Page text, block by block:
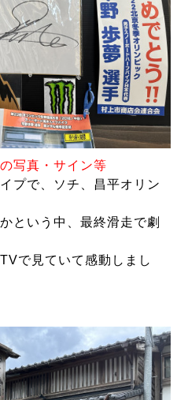
写真・サイン等
プで、ソチ、昌平オリン
という中、最終滑走で劇
で見ていて感動しまし